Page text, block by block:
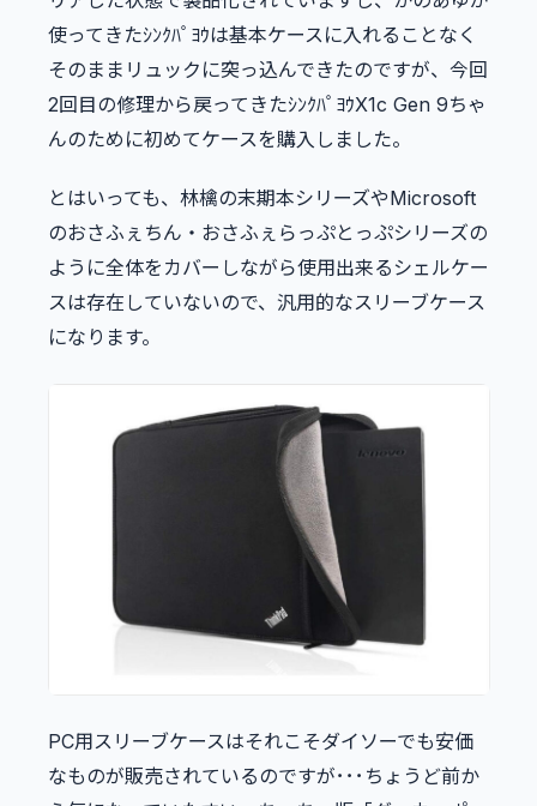
使ってきたｼﾝｸﾊﾟﾖｳは基本ケースに入れることなく
そのままリュックに突っ込んできたのですが、今回
2回目の修理から戻ってきたｼﾝｸﾊﾟﾖｳX1c Gen 9ちゃ
んのために初めてケースを購入しました。
とはいっても、林檎の末期本シリーズやMicrosoft
のおさふぇちん・おさふぇらっぷとっぷシリーズの
ように全体をカバーしながら使用出来るシェルケー
スは存在していないので、汎用的なスリーブケース
になります。
PC用スリーブケースはそれこそダイソーでも安価
なものが販売されているのですが･･･ちょうど前か